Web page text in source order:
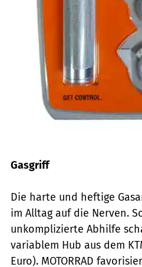
Gasgriff
Die harte und heftige
im Alltag auf die Nerven.
unkomplizierte Abhilfe
variablem Hub aus dem
Euro). MOTORRAD